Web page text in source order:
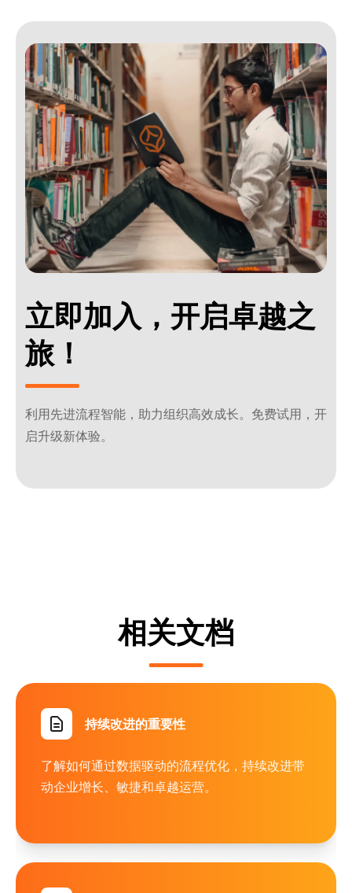
立即加入，开启卓越之
旅！
利用先进流程智能，助力组织高效成长。免费试用，开
启升级新体验。
相关文档
持续改进的重要性
了解如何通过数据驱动的流程优化，持续改进带
动企业增长、敏捷和卓越运营。